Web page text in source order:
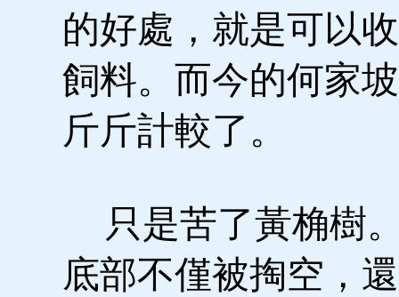
的好處，就是可以
飼料。而今的何家
斤斤計較了。
只是苦了黃桷樹
底部不僅被掏空，